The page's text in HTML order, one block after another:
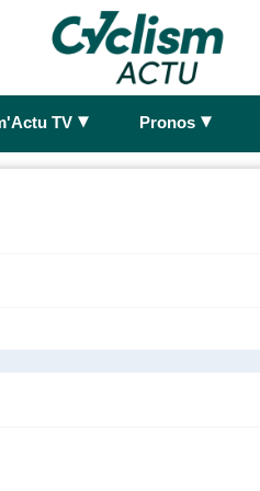
TV ► Pronos ►